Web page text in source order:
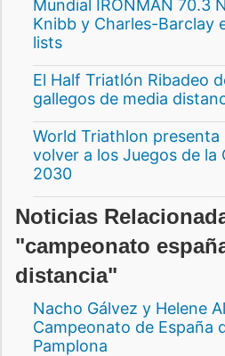
Mundial IRONMAN 70.3
Knibb y Charles-Barclay
lists
El Half Triatlón Ribadeo
gallegos de media
World Triathlon presenta
volver a los Juegos de la
2030
Noticias
"campeonato
distancia"
Nacho Gálvez y Helene
Campeonato de España
Pamplona